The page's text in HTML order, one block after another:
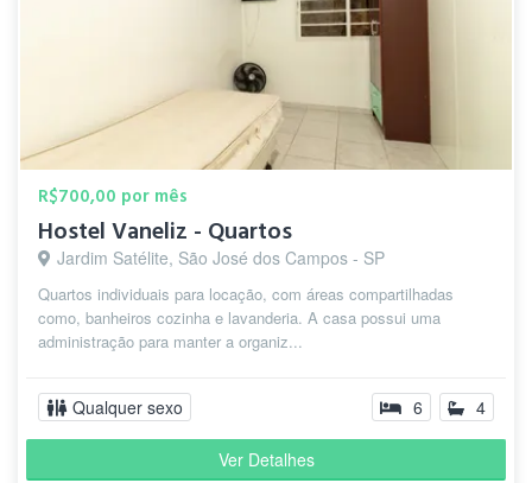
R$700,00 por mês
Hostel Vaneliz - Quartos
Jardim Satélite, São José dos Campos - SP
Quartos individuais para locação, com áreas compartilhadas
como, banheiros cozinha e lavanderia. A casa possui uma
administração para manter a organiz...
Qualquer sexo 6 4
Ver Detalhes